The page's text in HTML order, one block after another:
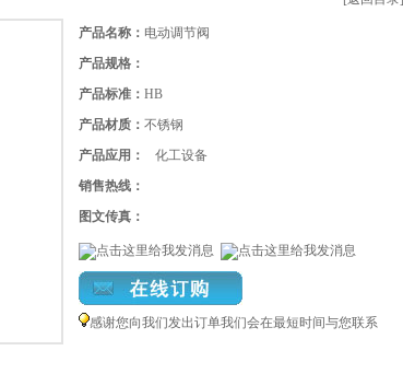
产品名称： 电动调节阀
产品规格：
产品标准： HB
产品材质： 不锈钢
产品应用：
化工设备
销售热线：
图文传真：
感谢您向我们发出订单我们会在最短时间与您联系